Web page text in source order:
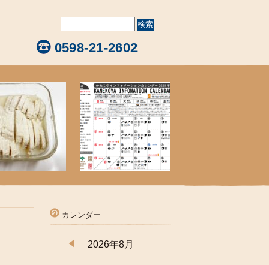
0598-21-2602
カレンダー
2026年8月